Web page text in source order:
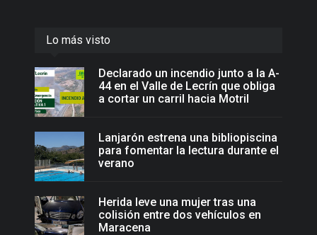
Lo más visto
Declarado un incendio junto a la A-
44 en el Valle de Lecrín que obliga
a cortar un carril hacia Motril
Lanjarón estrena una bibliopiscina
para fomentar la lectura durante el
verano
Herida leve una mujer tras una
colisión entre dos vehículos en
Maracena